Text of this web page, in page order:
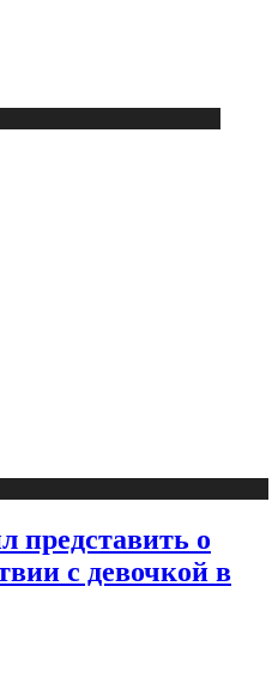
представить о
с девочкой в